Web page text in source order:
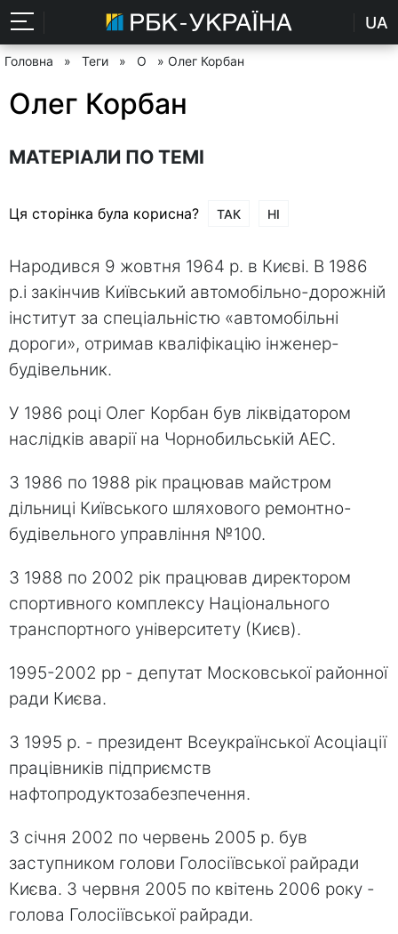
UA
Головна » Теги » О » Олег Корбан
Олег Корбан
МАТЕРІАЛИ ПО ТЕМІ
Ця сторінка була корисна? ТАК НІ
Народився 9 жовтня 1964 р. в Києві. В 1986
р.і закінчив Київський автомобільно-дорожній
інститут за спеціальністю «автомобільні
дороги», отримав кваліфікацію інженер-
будівельник.
У 1986 році Олег Корбан був ліквідатором
наслідків аварії на Чорнобильській АЕС.
З 1986 по 1988 рік працював майстром
дільниці Київського шляхового ремонтно-
будівельного управління №100.
З 1988 по 2002 рік працював директором
спортивного комплексу Національного
транспортного університету (Києв).
1995-2002 рр - депутат Московської районної
ради Києва.
З 1995 р. - президент Всеукраїнської Асоціації
працівників підприємств
нафтопродуктозабезпечення.
З січня 2002 по червень 2005 р. був
заступником голови Голосіївської райради
Києва. З червня 2005 по квітень 2006 року -
голова Голосіївської райради.